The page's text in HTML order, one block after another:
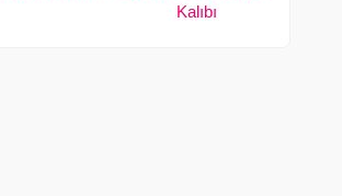
Kalıbı